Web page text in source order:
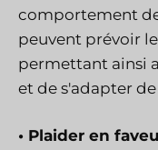
comportement
peuvent prévoir
permettant ainsi
et de s'adapter
• Plaider en